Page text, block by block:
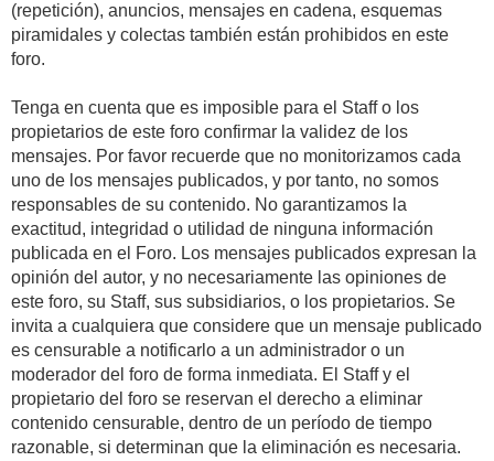
(repetición), anuncios, mensajes en cadena, esquemas
piramidales y colectas también están prohibidos en este
foro.
Tenga en cuenta que es imposible para el Staff o los
propietarios de este foro confirmar la validez de los
mensajes. Por favor recuerde que no monitorizamos cada
uno de los mensajes publicados, y por tanto, no somos
responsables de su contenido. No garantizamos la
exactitud, integridad o utilidad de ninguna información
publicada en el Foro. Los mensajes publicados expresan la
opinión del autor, y no necesariamente las opiniones de
este foro, su Staff, sus subsidiarios, o los propietarios. Se
invita a cualquiera que considere que un mensaje publicado
es censurable a notificarlo a un administrador o un
moderador del foro de forma inmediata. El Staff y el
propietario del foro se reservan el derecho a eliminar
contenido censurable, dentro de un período de tiempo
razonable, si determinan que la eliminación es necesaria.